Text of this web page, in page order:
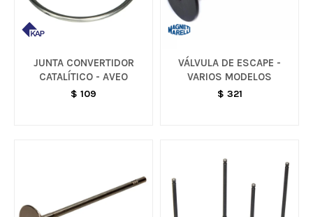
JUNTA CONVERTIDOR
CATALÍTICO - AVEO
$ 109
VÁLVULA DE ESCAPE -
VARIOS MODELOS
$ 321